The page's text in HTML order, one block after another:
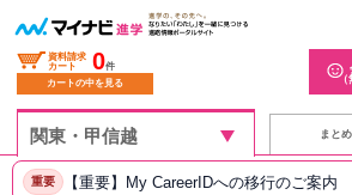
資料請求
カート
0件
カートの中を見る
（
まと
重要 【重要】My CareerIDへの移行のご案内